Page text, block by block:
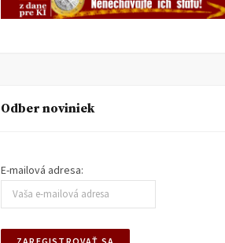
Odber noviniek
E-mailová adresa: